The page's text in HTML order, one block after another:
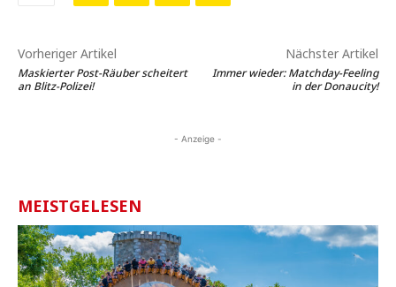
Vorheriger Artikel
Maskierter Post-Räuber scheitert
an Blitz-Polizei!
Nächster Artikel
Immer wieder: Matchday-Feeling
in der Donaucity!
- Anzeige -
MEISTGELESEN